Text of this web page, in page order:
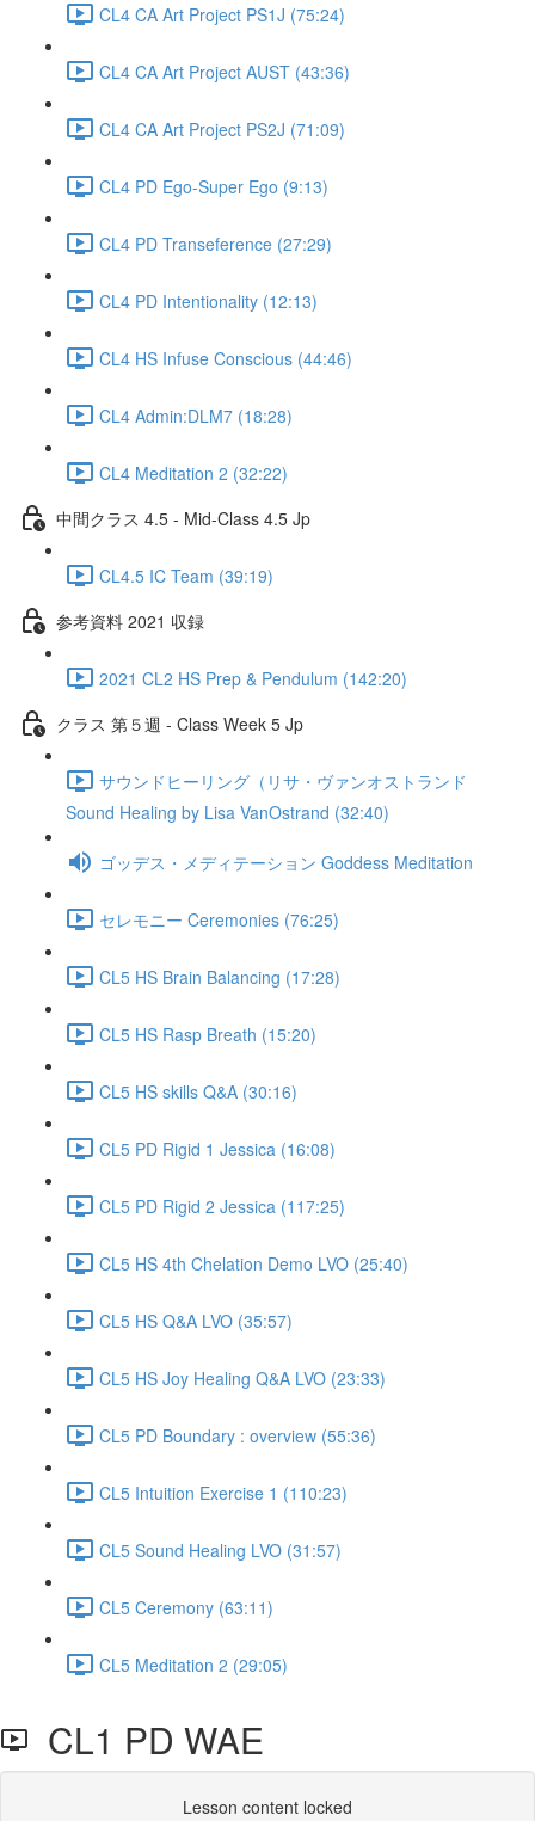
CL4 CA Art Project PS1J (75:24)
CL4 CA Art Project AUST (43:36)
CL4 CA Art Project PS2J (71:09)
CL4 PD Ego-Super Ego (9:13)
CL4 PD Transeference (27:29)
CL4 PD Intentionality (12:13)
CL4 HS Infuse Conscious (44:46)
CL4 Admin:DLM7 (18:28)
CL4 Meditation 2 (32:22)
中間クラス 4.5 - Mid-Class 4.5 Jp
CL4.5 IC Team (39:19)
参考資料 2021 収録
2021 CL2 HS Prep & Pendulum (142:20)
クラス 第５週 - Class Week 5 Jp
サウンドヒーリング（リサ・ヴァンオストランド
Sound Healing by Lisa VanOstrand (32:40)
ゴッデス・メディテーション Goddess Meditation
セレモニー Ceremonies (76:25)
CL5 HS Brain Balancing (17:28)
CL5 HS Rasp Breath (15:20)
CL5 HS skills Q&A (30:16)
CL5 PD Rigid 1 Jessica (16:08)
CL5 PD Rigid 2 Jessica (117:25)
CL5 HS 4th Chelation Demo LVO (25:40)
CL5 HS Q&A LVO (35:57)
CL5 HS Joy Healing Q&A LVO (23:33)
CL5 PD Boundary : overview (55:36)
CL5 Intuition Exercise 1 (110:23)
CL5 Sound Healing LVO (31:57)
CL5 Ceremony (63:11)
CL5 Meditation 2 (29:05)
CL1 PD WAE
Lesson content locked